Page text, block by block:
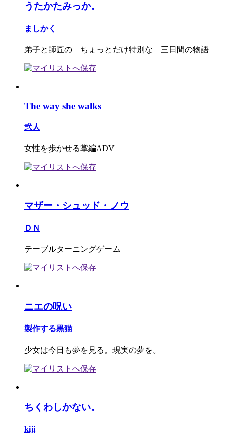
うたかたみっか。
ましかく
弟子と師匠の ちょっとだけ特別な 三日間の物語
The way she walks
弐人
女性を歩かせる掌編ADV
マザー・シュッド・ノウ
ＤＮ
テーブルターニングゲーム
ニエの呪い
製作する黒猫
少女は今日も夢を見る。現実の夢を。
ちくわしかない。
kiji